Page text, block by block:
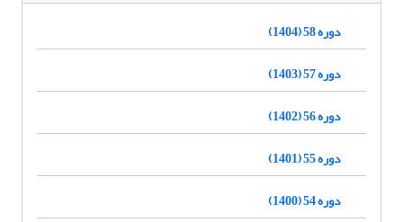
دوره 58 (1404)
دوره 57 (1403)
دوره 56 (1402)
دوره 55 (1401)
دوره 54 (1400)